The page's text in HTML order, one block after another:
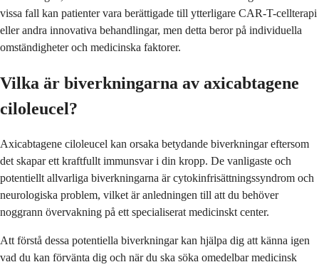
vissa fall kan patienter vara berättigade till ytterligare CAR-T-cellterapi
eller andra innovativa behandlingar, men detta beror på individuella
omständigheter och medicinska faktorer.
Vilka är biverkningarna av axicabtagene
ciloleucel?
Axicabtagene ciloleucel kan orsaka betydande biverkningar eftersom
det skapar ett kraftfullt immunsvar i din kropp. De vanligaste och
potentiellt allvarliga biverkningarna är cytokinfrisättningssyndrom och
neurologiska problem, vilket är anledningen till att du behöver
noggrann övervakning på ett specialiserat medicinskt center.
Att förstå dessa potentiella biverkningar kan hjälpa dig att känna igen
vad du kan förvänta dig och när du ska söka omedelbar medicinsk